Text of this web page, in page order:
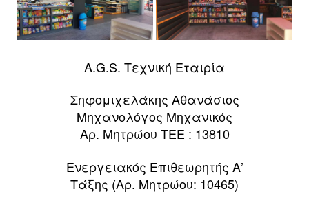
A.G.S. Τεχνική Εταιρία
Σηφομιχελάκης Αθανάσιος
Μηχανολόγος Μηχανικός
Αρ. Μητρώου ΤΕΕ : 13810
Ενεργειακός Επιθεωρητής Α’
Τάξης (Αρ. Μητρώου: 10465)